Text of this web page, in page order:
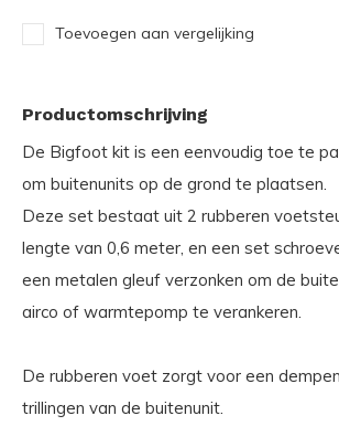
Toevoegen aan vergelijking
Productomschrijving
De Bigfoot kit is een eenvoudig toe te
om buitenunits op de grond te plaatsen.
Deze set bestaat uit 2 rubberen
lengte van 0,6 meter, en een set
een metalen gleuf verzonken om de
airco of warmtepomp te verankeren.
De rubberen voet zorgt voor een
trillingen van de buitenunit.